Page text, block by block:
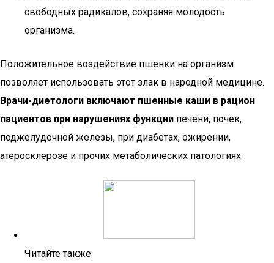
свободных радикалов, сохраняя молодость
организма.
Положительное воздействие пшенки на организм
позволяет использовать этот злак в народной медицине.
Врачи-диетологи включают пшенные каши в рацион
пациентов при нарушениях функции печени, почек,
поджелудочной железы, при диабетах, ожирении,
атеросклерозе и прочих метаболических патологиях.
Читайте также: